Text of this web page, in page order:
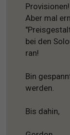
Aber mal
bei den
ran!
Bin
werden.
Bis dahin,